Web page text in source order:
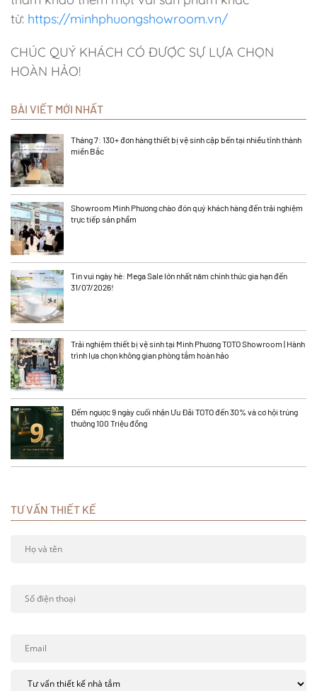
từ: https://minhphuongshowroom.vn/
CHÚC QUÝ KHÁCH CÓ ĐƯỢC SỰ LỰA CHỌN
HOÀN HẢO!
BÀI VIẾT MỚI NHẤT
Tháng 7: 130+ đơn hàng thiết bị vệ sinh cập bến tại nhiều tỉnh thành
miền Bắc
Showroom Minh Phương chào đón quý khách hàng đến trải nghiệm
trực tiếp sản phẩm
Tin vui ngày hè: Mega Sale lớn nhất năm chính thức gia hạn đến
31/07/2026!
Trải nghiệm thiết bị vệ sinh tại Minh Phương TOTO Showroom | Hành
trình lựa chọn không gian phòng tắm hoàn hảo
Đếm ngược 9 ngày cuối nhận Ưu Đãi TOTO đến 30% và cơ hội trúng
thưởng 100 Triệu đồng
TƯ VẤN THIẾT KẾ